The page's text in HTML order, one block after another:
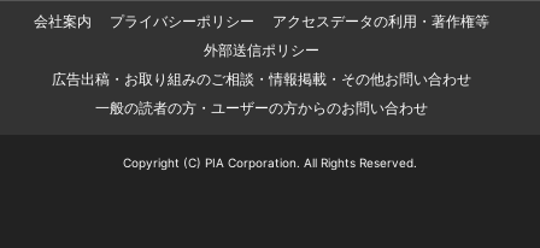
会社案内
プライバシーポリシー
アクセスデータの利用・著作権等
外部送信ポリシー
広告出稿・お取り組みのご相談・情報掲載・その他お問い合わせ
一般の読者の方・ユーザーの方からのお問い合わせ
Copyright (C) PIA Corporation. All Rights Reserved.